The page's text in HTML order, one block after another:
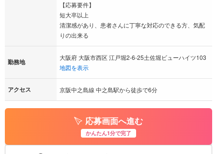
【応募要件】
短大卒以上
清潔感があり、患者さんに丁寧な対応のできる方、気配
りの出来る
勤務地
大阪府 大阪市西区 江戸堀2-6-25土佐堀ビューハイツ103
地図を表示
アクセス 京阪中之島線 中之島駅から徒歩で6分
応募画面へ進む
かんたん1分で完了